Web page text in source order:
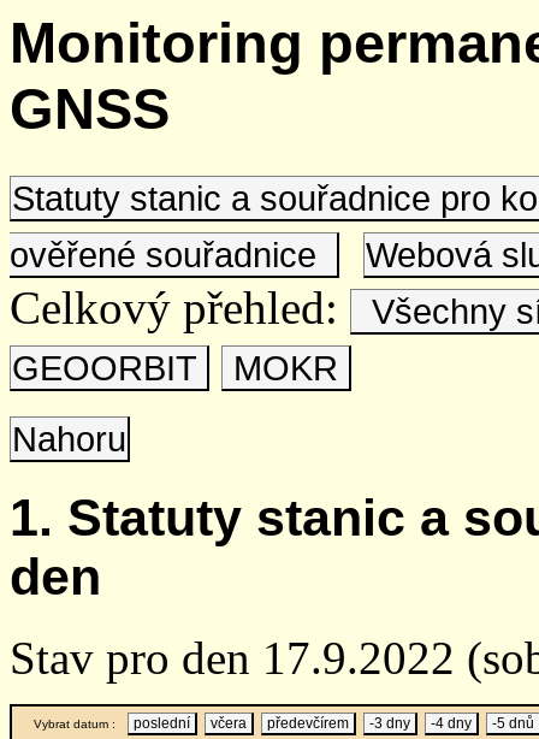
Monitoring
GNSS
Statuty stanic a souřadnice pro
ověřené souřadnice
Webová
Celkový přehled:
Všechny
GEOORBIT
MOKR
Nahoru
1. Statuty stanic a
den
Stav pro den 17.9.2022
Vybrat datum : poslední včera předevčírem -3 dny -4 dny -5 dnů